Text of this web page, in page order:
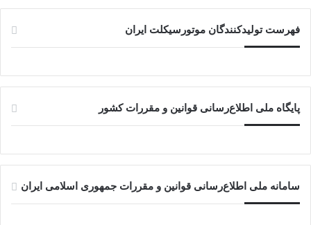
فهرست تولیدکنندگان موتورسیکلت ایران
پایگاه ملی اطلاع‌رسانی قوانین و مقررات کشور
سامانه ملی اطلاع‌رسانی قوانین و مقررات جمهوری اسلامی ایران